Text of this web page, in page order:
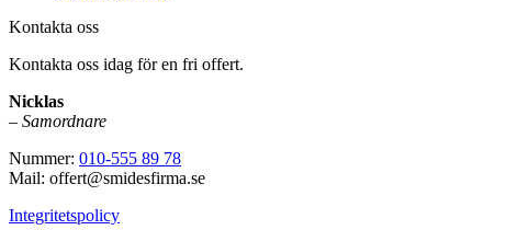
Kontakta oss
Kontakta oss idag för en fri offert.
Nicklas
– Samordnare
Nummer: 010-555 89 78
Mail: offert@smidesfirma.se
Integritetspolicy